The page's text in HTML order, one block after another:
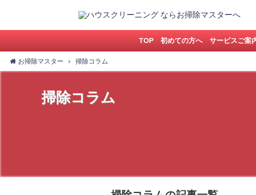
TOP 初めての方へ サービスご案
お掃除マスター 掃除コラム
掃除コラム